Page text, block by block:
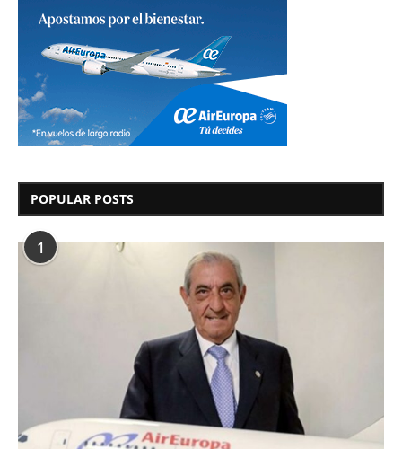
POPULAR POSTS
1